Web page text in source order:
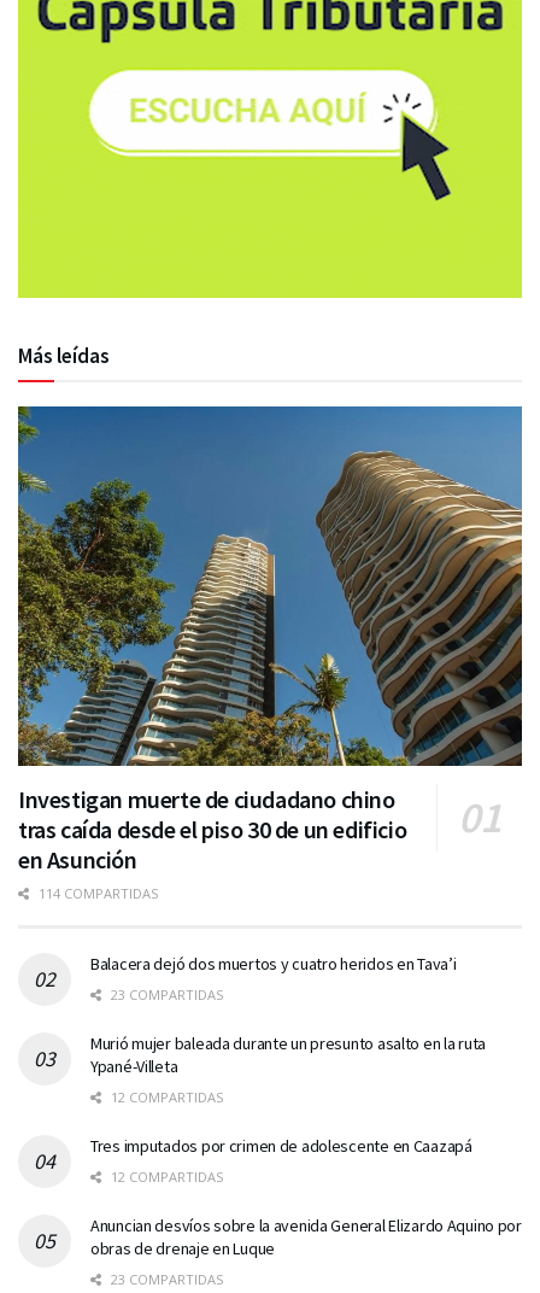
Más leídas
Investigan muerte de ciudadano chino
tras caída desde el piso 30 de un edificio
en Asunción
114 COMPARTIDAS
Balacera dejó dos muertos y cuatro heridos en Tava’i
23 COMPARTIDAS
Murió mujer baleada durante un presunto asalto en la ruta
Ypané-Villeta
12 COMPARTIDAS
Tres imputados por crimen de adolescente en Caazapá
12 COMPARTIDAS
Anuncian desvíos sobre la avenida General Elizardo Aquino por
obras de drenaje en Luque
23 COMPARTIDAS